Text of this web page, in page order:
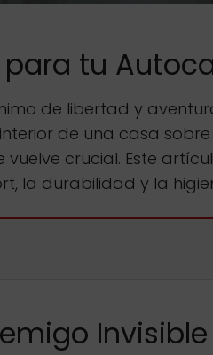
tu
de libertad y
de una casa
crucial. Este
la durabilidad y la